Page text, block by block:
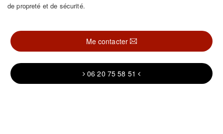
de propreté et de sécurité.
Me contacter
06 20 75 58 51